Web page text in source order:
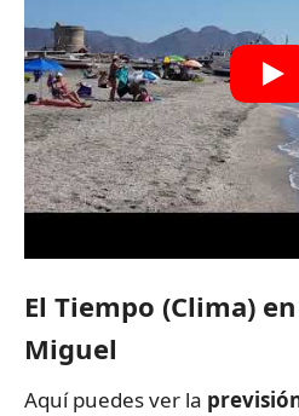
El Tiempo (Clima)
Miguel
Aquí puedes ver la